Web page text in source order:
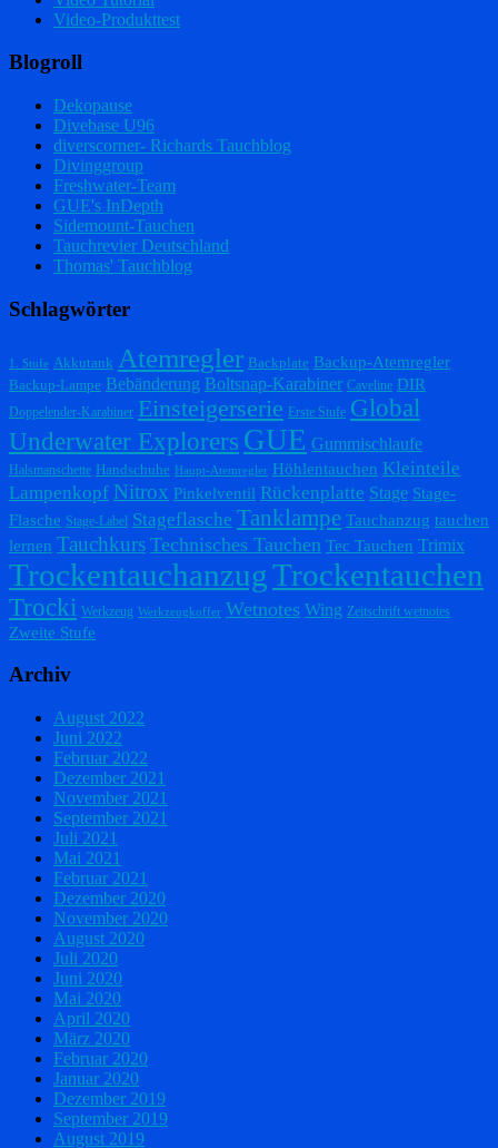
Video-Produkttest
Blogroll
Dekopause
Divebase U96
diverscorner- Richards Tauchblog
Divinggroup
Freshwater-Team
GUE's InDepth
Sidemount-Tauchen
Tauchrevier Deutschland
Thomas' Tauchblog
Schlagwörter
1. Stufe Akkutank Atemregler Backplate Backup-Atemregler
Backup-Lampe Bebänderung Boltsnap-Karabiner Caveline DIR
Doppelender-Karabiner Einsteigerserie Erste Stufe Global
Underwater Explorers GUE Gummischlaufe
Halsmanschette Handschuhe Haupt-Atemregler Höhlentauchen Kleinteile
Lampenkopf Nitrox Pinkelventil Rückenplatte Stage Stage-
Flasche Stage-Label Stageflasche Tanklampe Tauchanzug tauchen
lernen Tauchkurs Technisches Tauchen Tec Tauchen Trimix
TrockentauchanzugTrockentauchen
Trocki Werkzeug Werkzeugkoffer Wetnotes Wing Zeitschrift wetnotes
Zweite Stufe
Archiv
August 2022
Juni 2022
Februar 2022
Dezember 2021
November 2021
September 2021
Juli 2021
Mai 2021
Februar 2021
Dezember 2020
November 2020
August 2020
Juli 2020
Juni 2020
Mai 2020
April 2020
März 2020
Februar 2020
Januar 2020
Dezember 2019
September 2019
August 2019